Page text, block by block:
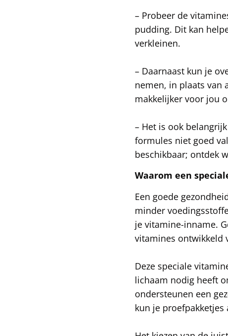
– Probeer de
pudding. Dit kan
verkleinen.
– Daarnaast kun je
nemen, in plaats van
makkelijker voor jou
– Het is ook
formules niet goed
beschikbaar; ontdek
Waarom een
Een goede
minder
je vitamine-inname.
vitamines ontwikkeld
Deze speciale
lichaam nodig heeft
ondersteunen een
kun je